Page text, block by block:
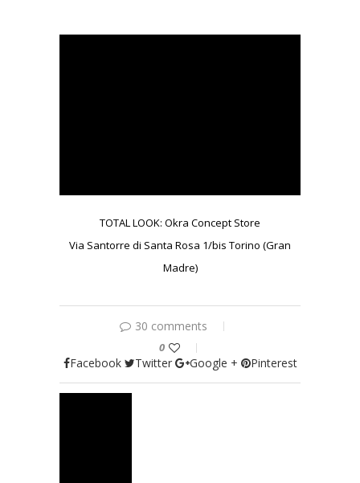
TOTAL LOOK: Okra Concept Store
Via Santorre di Santa Rosa 1/bis Torino (Gran
Madre)
30 comments
0
Facebook Twitter Google + Pinterest